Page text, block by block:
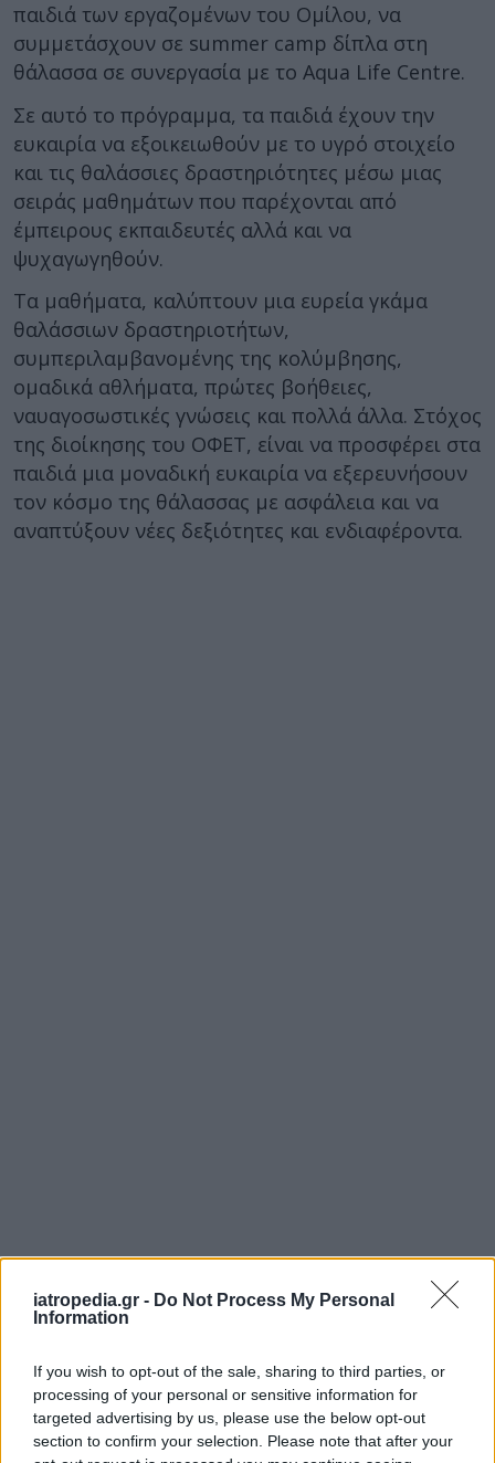
iatropedia.gr - Do Not Process My Personal
Information
If you wish to opt-out of the sale, sharing to third parties, or
processing of your personal or sensitive information for
targeted advertising by us, please use the below opt-out
section to confirm your selection. Please note that after your
παιδιά των εργαζομένων του Ομίλου, να
συμμετάσχουν σε summer camp δίπλα στη
θάλασσα σε συνεργασία με το Aqua Life Centre.
Σε αυτό το πρόγραμμα, τα παιδιά έχουν την
ευκαιρία να εξοικειωθούν με το υγρό στοιχείο
και τις θαλάσσιες δραστηριότητες μέσω μιας
σειράς μαθημάτων που παρέχονται από
έμπειρους εκπαιδευτές αλλά και να
ψυχαγωγηθούν.
Τα μαθήματα, καλύπτουν μια ευρεία γκάμα
θαλάσσιων δραστηριοτήτων,
συμπεριλαμβανομένης της κολύμβησης,
ομαδικά αθλήματα, πρώτες βοήθειες,
ναυαγοσωστικές γνώσεις και πολλά άλλα. Στόχος
της διοίκησης του ΟΦΕΤ, είναι να προσφέρει στα
παιδιά μια μοναδική ευκαιρία να εξερευνήσουν
τον κόσμο της θάλασσας με ασφάλεια και να
αναπτύξουν νέες δεξιότητες και ενδιαφέροντα.
• Το πρόγραμμα υλοποιήθηκε τον Ιούνιο και
Ιούλιο του 2024 και είχαν την ευκαιρία να το
PHARMA & InterMed.
• Μετά τις δραστηριότητες στη θάλασσα, τα
παιδιά απολάμβαναν ελαφρύ και υγιεινό γεύμα